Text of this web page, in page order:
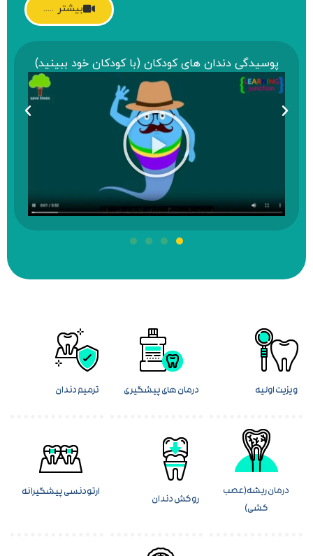
بیشتر .....
دندان های کودکان (با کودکان خود ببینید) نحوه
درمان های پیشگیری ترمیم دندان
ارتودنسی پیشگیرانه